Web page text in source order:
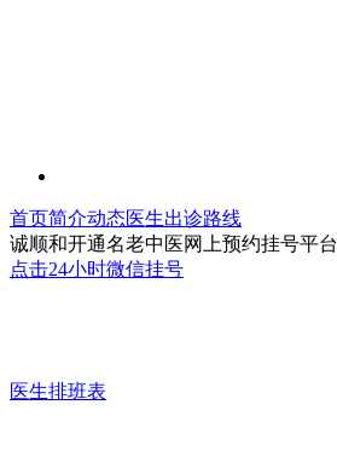
首页简介动态医生出诊路线
诚顺和开通名老中医网上预约挂号平台
点击24小时微信挂号
医生排班表